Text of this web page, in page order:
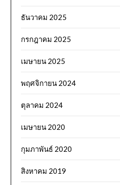
ธันวาคม 2025
กรกฎาคม 2025
เมษายน 2025
พฤศจิกายน 2024
ตุลาคม 2024
เมษายน 2020
กุมภาพันธ์ 2020
สิงหาคม 2019